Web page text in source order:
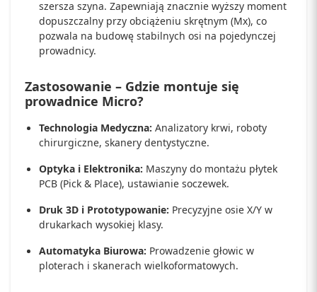
szersza szyna. Zapewniają znacznie wyższy moment
dopuszczalny przy obciążeniu skrętnym (Mx), co
pozwala na budowę stabilnych osi na pojedynczej
prowadnicy.
Zastosowanie – Gdzie montuje się
prowadnice Micro?
Technologia Medyczna: Analizatory krwi, roboty
chirurgiczne, skanery dentystyczne.
Optyka i Elektronika: Maszyny do montażu płytek
PCB (Pick & Place), ustawianie soczewek.
Druk 3D i Prototypowanie: Precyzyjne osie X/Y w
drukarkach wysokiej klasy.
Automatyka Biurowa: Prowadzenie głowic w
ploterach i skanerach wielkoformatowych.